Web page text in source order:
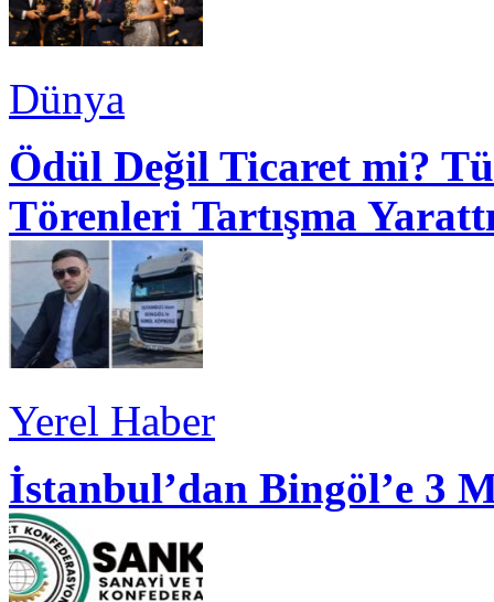
Dünya
Ödül Değil Ticaret mi?
Törenleri Tartışma
Yerel Haber
İstanbul’dan Bingöl’e 3